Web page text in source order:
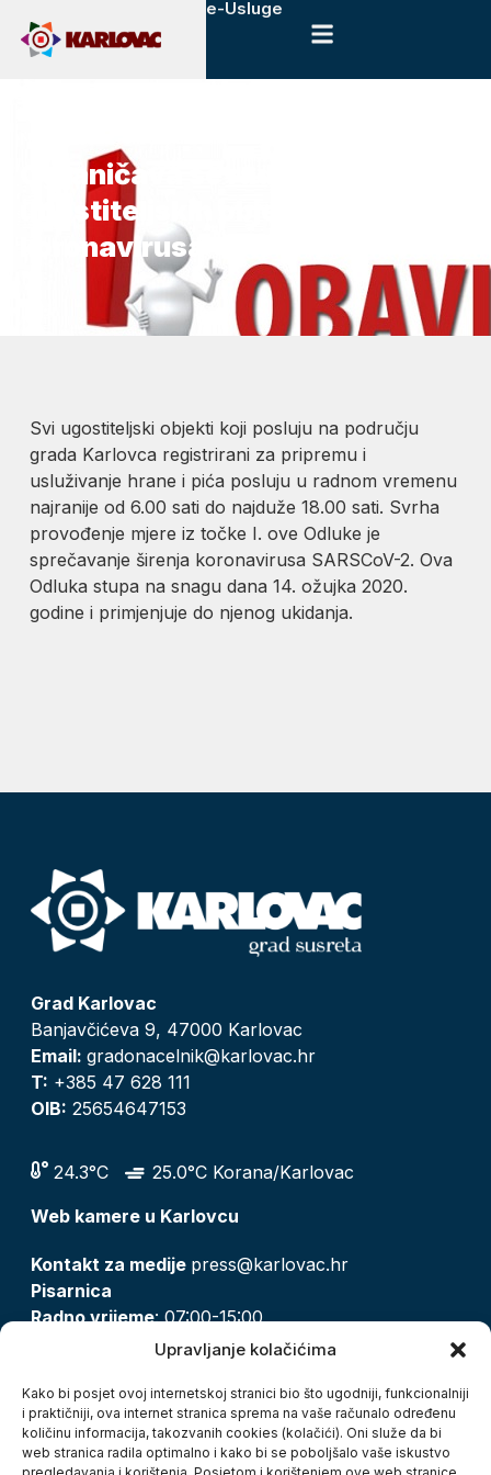
Upravljanje kolačićima
Kako bi posjet ovoj internetskoj stranici bio što ugodniji, funkcionalniji
i praktičniji, ova internet stranica sprema na vaše računalo određenu
količinu informacija, takozvanih cookies (kolačići). Oni služe da bi
web stranica radila optimalno i kako bi se poboljšalo vaše iskustvo
e-Usluge
Ograničava se rad
ugostiteljskih objekata zbog
koronavirusa
Svi ugostiteljski objekti koji posluju na području
grada Karlovca registrirani za pripremu i
usluživanje hrane i pića posluju u radnom vremenu
najranije od 6.00 sati do najduže 18.00 sati. Svrha
provođenje mjere iz točke I. ove Odluke je
sprečavanje širenja koronavirusa SARS­CoV-2. Ova
Odluka stupa na snagu dana 14. ožujka 2020.
godine i primjenjuje do njenog ukidanja.
Grad Karlovac
Banjavčićeva 9, 47000 Karlovac
Email: gradonacelnik@karlovac.hr
T: +385 47 628 111
OIB: 25654647153
24.3°C
25.0°C Korana/Karlovac
Web kamere u Karlovcu
Kontakt za medije press@karlovac.hr
Pisarnica
Radno vrijeme: 07:00-15:00
pisarnica@karlovac.hr
Zaštita osobnih podataka